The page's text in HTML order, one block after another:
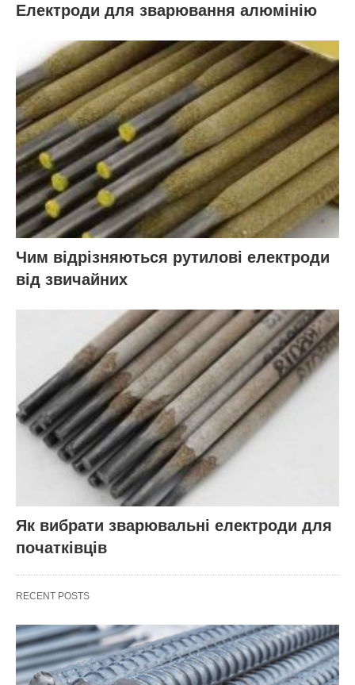
Електроди для зварювання алюмінію
Чим відрізняються рутилові електроди
від звичайних
Як вибрати зварювальні електроди для
початківців
RECENT POSTS